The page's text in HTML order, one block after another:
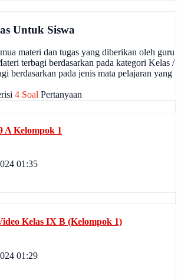
Untuk Siswa
materi dan tugas yang diberikan oleh guru
terbagi berdasarkan pada kategori Kelas /
berdasarkan pada jenis mata pelajaran yang
4 Soal Pertanyaan
A Kelompok 1
01:35
Kelas IX B (Kelompok 1)
01:29